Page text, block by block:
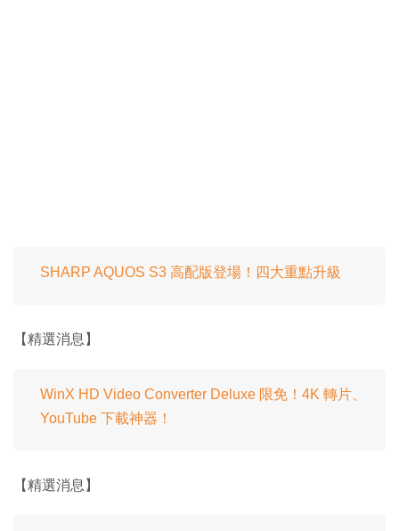
SHARP AQUOS S3 高配版登場！四大重點升級
【精選消息】
WinX HD Video Converter Deluxe 限免！4K 轉片、
YouTube 下載神器！
【精選消息】